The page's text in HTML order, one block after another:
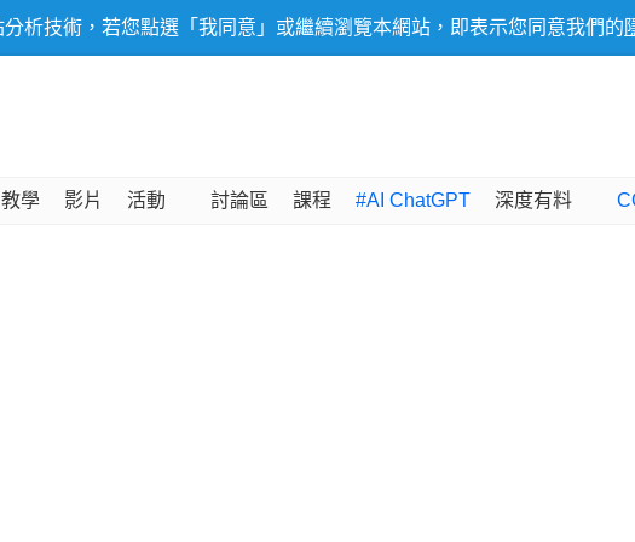
析技術，若您點選「我同意」或繼續瀏覽本網站，即表示您同意我們的
教學 影片 活動 討論區 課程 #AI ChatGPT 深度有料